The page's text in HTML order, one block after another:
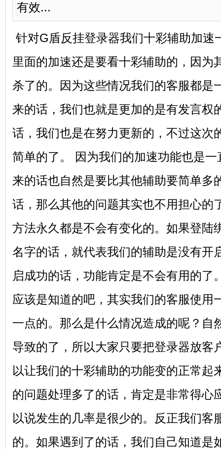
有效...
针对G盾反挂登录器我们十彩辅助加速
里面的加速还是要看十彩辅助的，因为
杀了的。因为这些情况我们的客服都是
来的话，我们也就是更加的是有发言权
话，我们也是在努力更新的，不过这次
简单的了。 因为我们的加速功能也是
来的话也自然是要比其他辅助要简单多
话，那么其他的问题其实也不用担心的
方法永久都是不会有变化的。如果登陆
名字的话，就代表我们的辅助是没有开
启成功的话，功能肯定是不会有用的了
应该是知道的吧，其实我们的客服使用
一点的。那么是什么情况造成的呢？自
导致的了，所以大家只要把登录器放客
以让我们的十彩辅助的功能变的正常起
的问题处理多了的话，肯定是非常得心
以说发生的几率是很少的。反正我们客
的。如果遇到了的话，我们自己知道是